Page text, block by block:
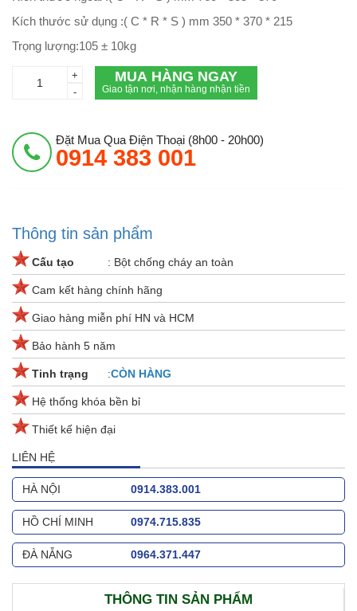
Kích thước sử dụng :( C * R * S ) mm 350 * 370 * 215
Trọng lượng:105 ± 10kg
+
-
MUA HÀNG NGAY
Giao tận nơi, nhận hàng nhận tiền
Đặt Mua Qua Điện Thoại (8h00 - 20h00)
0914 383 001
Thông tin sản phẩm
Cấu tạo : Bột chống cháy an toàn
Cam kết hàng chính hãng
Giao hàng miễn phí HN và HCM
Bảo hành 5 năm
Tinh trạng :CÒN HÀNG
Hệ thống khóa bền bỉ
Thiết kế hiện đại
LIÊN HỆ
HÀ NỘI 0914.383.001
HỒ CHÍ MINH 0974.715.835
ĐÀ NẴNG 0964.371.447
THÔNG TIN SẢN PHẨM